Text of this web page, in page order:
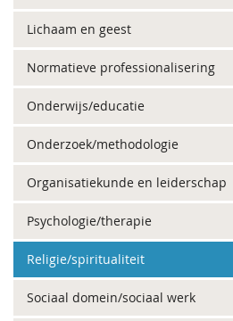
Lichaam en geest
Normatieve professionalisering
Onderwijs/educatie
Onderzoek/methodologie
Organisatiekunde en leiderschap
Psychologie/therapie
Religie/spiritualiteit
Sociaal domein/sociaal werk